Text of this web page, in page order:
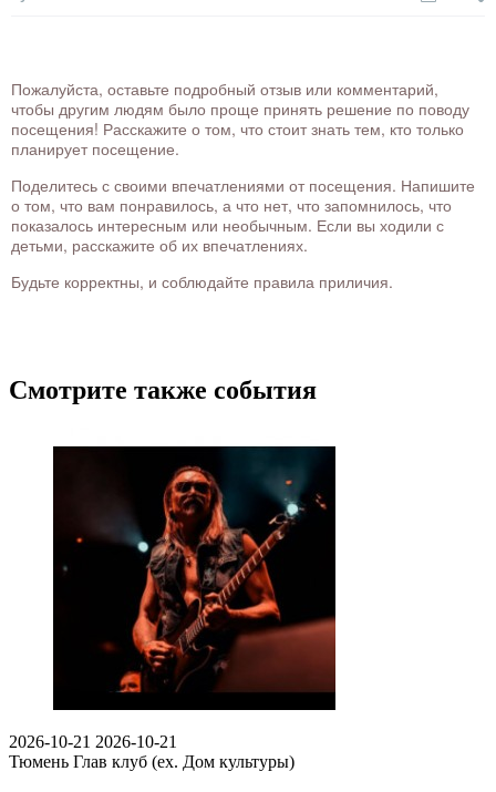
Пожалуйста, оставьте подробный отзыв или комментарий,
чтобы другим людям было проще принять решение по поводу
посещения! Расскажите о том, что стоит знать тем, кто только
планирует посещение.
Поделитесь с своими впечатлениями от посещения. Напишите
о том, что вам понравилось, а что нет, что запомнилось, что
показалось интересным или необычным. Если вы ходили с
детьми, расскажите об их впечатлениях.
Будьте корректны, и соблюдайте правила приличия.
Смотрите также события
2026-10-21 2026-10-21
Тюмень Глав клуб (ex. Дом культуры)